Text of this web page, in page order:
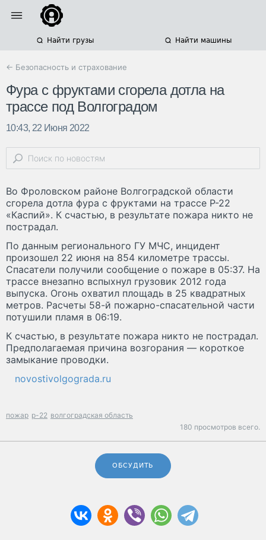
Найти грузы Найти машины
← Безопасность и страхование
Фура с фруктами сгорела дотла на
трассе под Волгоградом
10:43, 22 Июня 2022
Во Фроловском районе Волгоградской области
сгорела дотла фура с фруктами на трассе Р-22
«Каспий». К счастью, в результате пожара никто не
пострадал.
По данным регионального ГУ МЧС, инцидент
произошел 22 июня на 854 километре трассы.
Спасатели получили сообщение о пожаре в 05:37. На
трассе внезапно вспыхнул грузовик 2012 года
выпуска. Огонь охватил площадь в 25 квадратных
метров. Расчеты 58-й пожарно-спасательной части
потушили пламя в 06:19.
К счастью, в результате пожара никто не пострадал.
Предполагаемая причина возгорания — короткое
замыкание проводки.
novostivolgograda.ru
пожар р-22 волгоградская область
180 просмотров всего.
ОБСУДИТЬ